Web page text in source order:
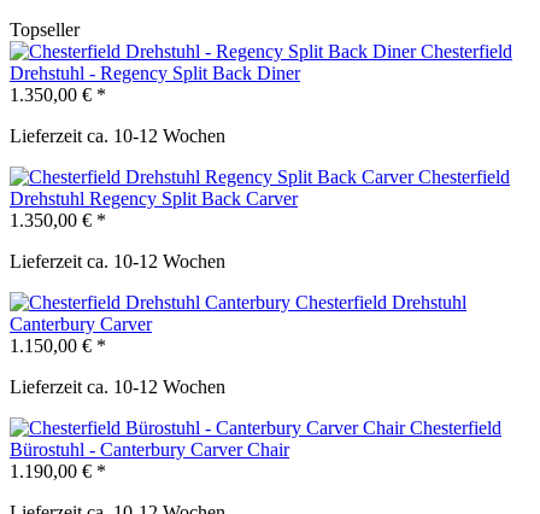
Topseller
Chesterfield
Drehstuhl - Regency Split Back Diner
1.350,00 € *
Lieferzeit ca. 10-12 Wochen
Chesterfield
Drehstuhl Regency Split Back Carver
1.350,00 € *
Lieferzeit ca. 10-12 Wochen
Chesterfield Drehstuhl
Canterbury Carver
1.150,00 € *
Lieferzeit ca. 10-12 Wochen
Chesterfield
Bürostuhl - Canterbury Carver Chair
1.190,00 € *